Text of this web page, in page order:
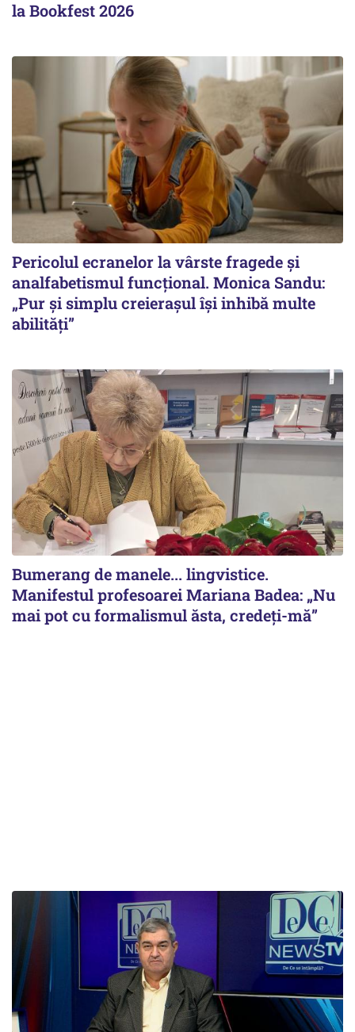
la Bookfest 2026
Pericolul ecranelor la vârste fragede și
analfabetismul funcțional. Monica Sandu:
„Pur și simplu creierașul își inhibă multe
abilități”
Bumerang de manele... lingvistice.
Manifestul profesoarei Mariana Badea: „Nu
mai pot cu formalismul ăsta, credeți-mă”